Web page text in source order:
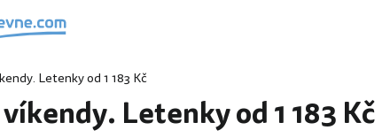
Letenky od 1 183 Kč
Letenky od 1 183 Kč